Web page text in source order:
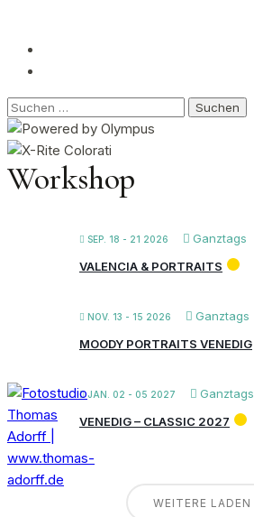
Suchen
nach:
Workshop
SEP. 18 - 21 2026
Ganztags
VALENCIA & PORTRAITS
NOV. 13 - 15 2026 Ganztags
MOODY PORTRAITS VENEDIG
JAN. 02 - 05 2027
Ganztags
VENEDIG – CLASSIC 2027
WEITERE LADEN